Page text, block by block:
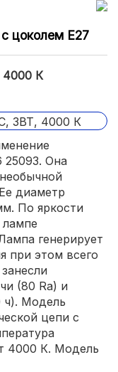
цоколем Е27
4000 К
25093. Она
диаметр
По яркости
лампе
генерирует
при этом всего
(80 Ra) и
ч). Модель
цепи с
4000 К. Модель